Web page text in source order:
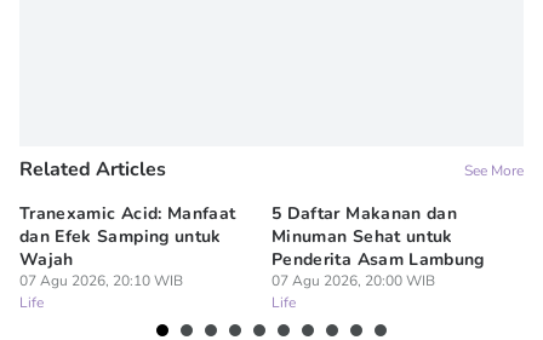
Related Articles See More
Tranexamic Acid: Manfaat
dan Efek Samping untuk
Wajah
07 Agu 2026, 20:10 WIB
Life
5 Daftar Makanan dan
Minuman Sehat untuk
Penderita Asam Lambung
07 Agu 2026, 20:00 WIB
Life